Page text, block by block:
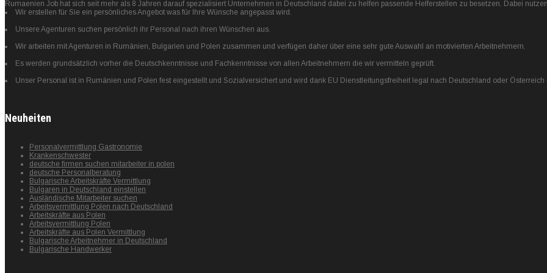
Rumaenien Job hat sich seit mehr als 8 Jahren darauf spezialisiert Unternehmen in Deutschland dabei zu helfen passende Helferstellen zu besetzen. Dabei
Wir erstellen für Sie ein persönliches Angebot was für Ihre Wünsche angepasst wird.
Unsere Agenturen suchen persönlich ihr Personal nach ihren Wünschen aus.
Wir arbeiten mit Agenturen in Rumänien, Bulgarien und Polen zusammen und verfügen daher über eine sehr gute Auswahl an motivierten Arbeitnehmern.
Es werden grundsätzlich vorher die Deutschkenntnisse und Fachkenntnisse von allen Arbeitnehmern die wir vermitteln geprüft.
Unser Personal ist in Rumänien und Polen fest eingestellt und Sozialversichert und wird dank EU Dienstleitungsfreiheit legal nach Deutschland oder Österreich
Neuheiten
Personalvermittlung Gastronomie
Krankenschwester
deutsche firmen suchen mitarbeiter in polen
deutsche Personalberatung
Bulgarische Arbeitskräfte Vermittlung
Bulgaren in Deutschland einstellen
Ausländische Mitarbeiter suchen
Arbeitsvermittlung Polen nach Deutschland
Arbeitskräfte aus Polen
Arbeitsvermittlung Polen
Arbeitskräfte aus Polen Vermittlung
Bulgarische Arbeitnehmer in Deutschland
Bulgarische Handwerker